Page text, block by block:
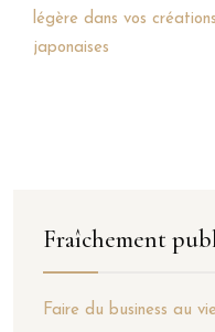
légère dans vos créations
japonaises
Fraîchement
Faire du business au